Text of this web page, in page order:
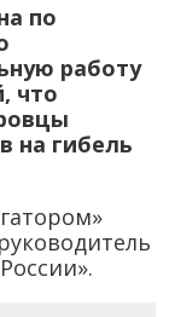
по
работу
что
на гибель